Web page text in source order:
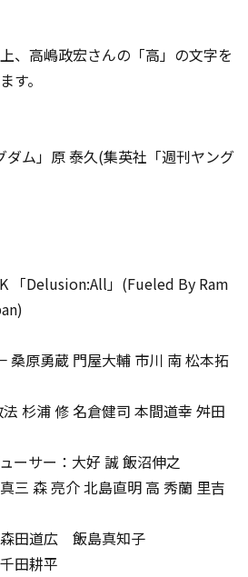
、高嶋政宏さんの「高」の文字を
す。
ダム」原 泰久(集英社「週刊ヤング
「Delusion:All」(Fueled By Ram
桑原勇蔵 門屋大輔 市川 南 松本拓
浦 修 名倉健司 本間道幸 舛田
ーサー：大好 誠 飯沼伸之
三 森 亮介 北島直明 高 秀蘭 里吉
田道広 飯島真知子
田耕平